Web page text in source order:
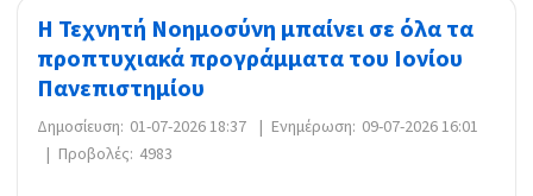
Η Τεχνητή Νοημοσύνη μπαίνει σε όλα τα
προπτυχιακά προγράμματα του Ιονίου
Πανεπιστημίου
Δημοσίευση: 01-07-2026 18:37 | Ενημέρωση: 09-07-2026 16:01
| Προβολές: 4983